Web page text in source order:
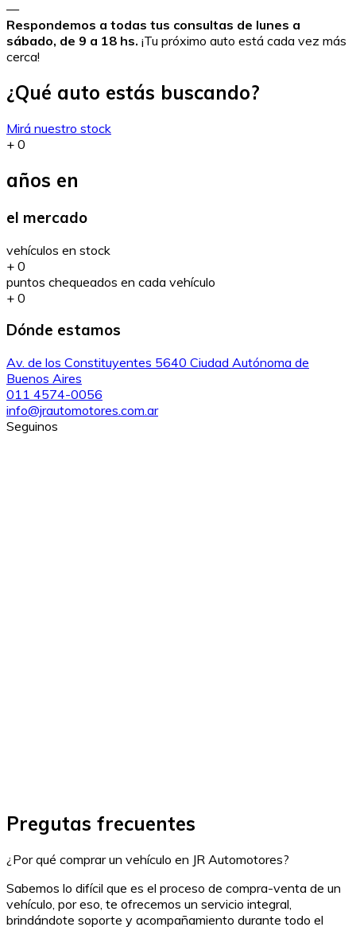
—
Respondemos a todas tus consultas de lunes a
sábado, de 9 a 18 hs. ¡Tu próximo auto está cada vez más
cerca!
¿Qué auto estás buscando?
Mirá nuestro stock
+ 0
años en
el mercado
vehículos en stock
+ 0
puntos chequeados en cada vehículo
+ 0
Dónde estamos
Av. de los Constituyentes 5640 Ciudad Autónoma de
Buenos Aires
011 4574-0056
info@jrautomotores.com.ar
Seguinos
Pregutas frecuentes
¿Por qué comprar un vehículo en JR Automotores?
Sabemos lo difícil que es el proceso de compra-venta de un
vehículo, por eso, te ofrecemos un servicio integral,
brindándote soporte y acompañamiento durante todo el